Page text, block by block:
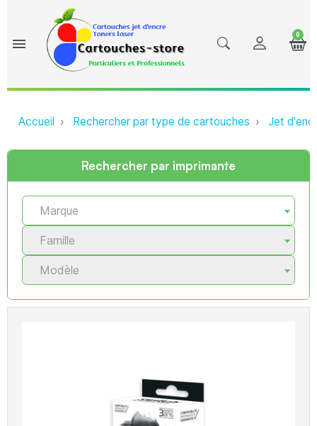
menu
0
Accueil Rechercher par type de cartouches Jet
Rechercher par imprimante
Marque
Famille
Modèle